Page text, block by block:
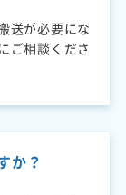
送が必要にな
ご相談くださ
か？